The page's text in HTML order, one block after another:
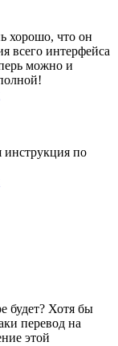
хорошо, что он
всего интерфейса
можно и
инструкция по
будет? Хотя бы
перевод на
этой